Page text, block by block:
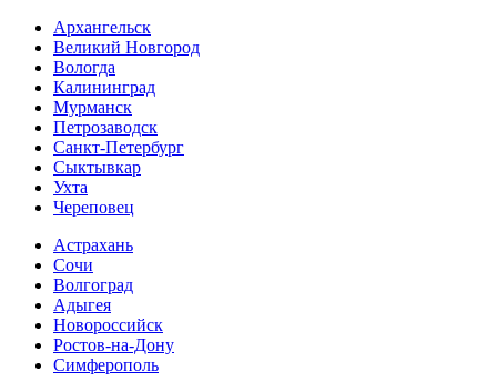
Архангельск
Великий Новгород
Вологда
Калининград
Мурманск
Петрозаводск
Санкт-Петербург
Сыктывкар
Ухта
Череповец
Астрахань
Сочи
Волгоград
Адыгея
Новороссийск
Ростов-на-Дону
Симферополь